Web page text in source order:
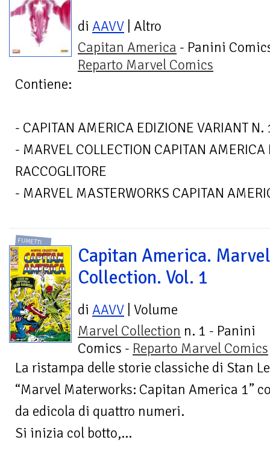
di AAVV | Altro
Capitan America - Panini
Reparto Marvel Comics
Contiene:
- CAPITAN AMERICA EDIZIONE VARIANT N.
- MARVEL COLLECTION CAPITAN
RACCOGLITORE
- MARVEL MASTERWORKS CAPITAN
FUMETTI
Capitan America. Marvel
Collection. Vol. 1
di AAVV | Volume
Marvel Collection n. 1 - Panini
Comics - Reparto Marvel Comics
La ristampa delle storie classiche di Stan
“Marvel Materworks: Capitan America 1”
da edicola di quattro numeri.
Si inizia col botto,...